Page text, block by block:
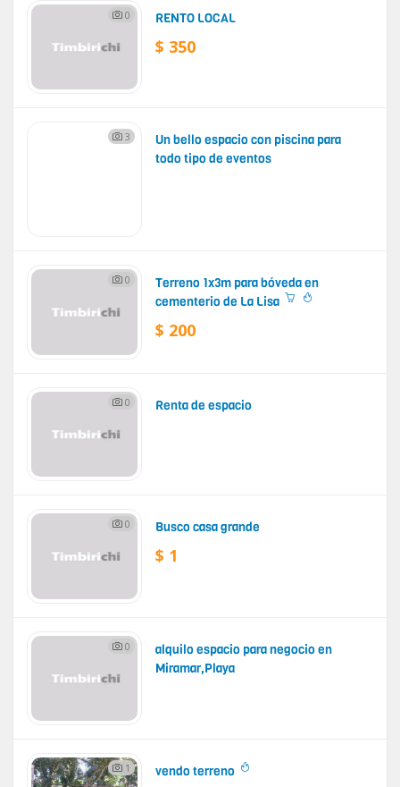
0 RENTO LOCAL
$ 350
3
Un bello espacio con piscina para
todo tipo de eventos
0
Terreno 1x3m para bóveda en
cementerio de La Lisa
$ 200
0 Renta de espacio
0 Busco casa grande
$ 1
0
alquilo espacio para negocio en
Miramar,Playa
1 vendo terreno